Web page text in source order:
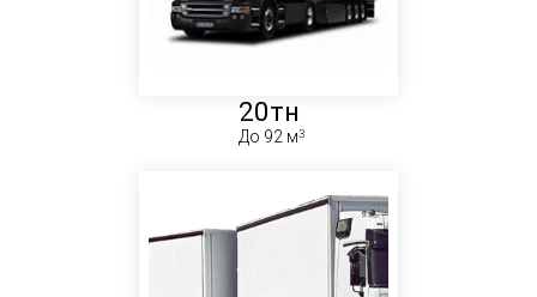
20тн
До 92 м